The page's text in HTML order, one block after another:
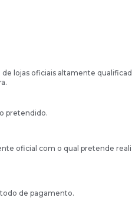
lojas oficiais altamente
pretendido.
oficial com o qual pretende
de pagamento.